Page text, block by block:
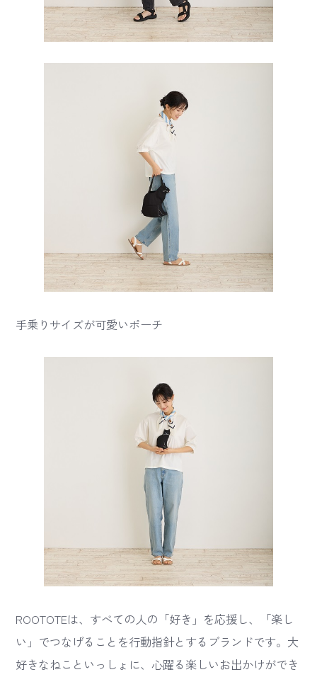
手乗りサイズが可愛いポーチ
ROOTOTEは、すべての人の「好き」を応援し、「楽し
い」でつなげることを行動指針とするブランドです。大
好きなねこといっしょに、心躍る楽しいお出かけができ